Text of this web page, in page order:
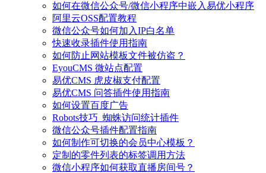
如何在微信公众号/微信小程序中嵌入易优小程序
阿里云OSS配置教程
微信公众号如何加入IP白名单
快速收录插件使用指南
如何防止网站模板文件被仿盗？
EyouCMS 微站点配置
易优CMS 虎皮椒支付配置
易优CMS 问答插件使用指南
如何设置百度广告
Robots技巧_蜘蛛访问统计插件
微信公众号插件配置指南
如何制作可切换的会员中心模板？
定制的零件列表的标签调用方法
微信小程序如何获取直播房间号？